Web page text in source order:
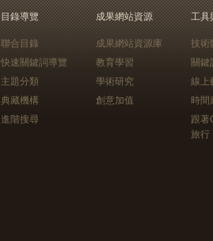
目錄導覽
聯合目錄
快速關鍵詞導覽
主題分類
典藏機構
進階搜尋
成果網站資源
成果網站資源庫
教育學習
學術研究
創意加值
工具
技術
關鍵
線上
時間
跟
旅行